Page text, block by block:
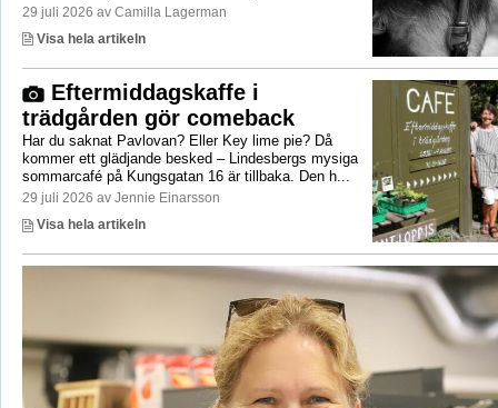
29 juli 2026 av Camilla Lagerman
Visa hela artikeln
Eftermiddagskaffe i
trädgården gör comeback
Har du saknat Pavlovan? Eller Key lime pie? Då
kommer ett glädjande besked – Lindesbergs mysiga
sommarcafé på Kungsgatan 16 är tillbaka. Den h...
29 juli 2026 av Jennie Einarsson
Visa hela artikeln